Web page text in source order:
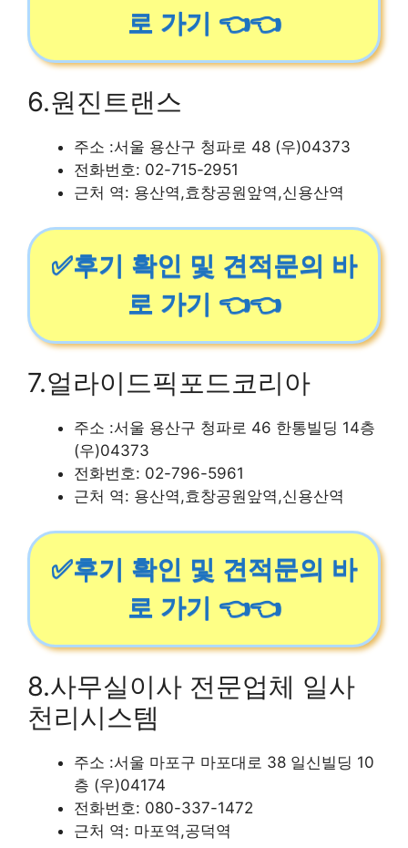
로 가기 👈👈
6.원진트랜스
주소 :서울 용산구 청파로 48 (우)04373
전화번호: 02-715-2951
근처 역: 용산역,효창공원앞역,신용산역
✅후기 확인 및 견적문의 바
로 가기 👈👈
7.얼라이드픽포드코리아
주소 :서울 용산구 청파로 46 한통빌딩 14층
(우)04373
전화번호: 02-796-5961
근처 역: 용산역,효창공원앞역,신용산역
✅후기 확인 및 견적문의 바
로 가기 👈👈
8.사무실이사 전문업체 일사
천리시스템
주소 :서울 마포구 마포대로 38 일신빌딩 10
층 (우)04174
전화번호: 080-337-1472
근처 역: 마포역,공덕역